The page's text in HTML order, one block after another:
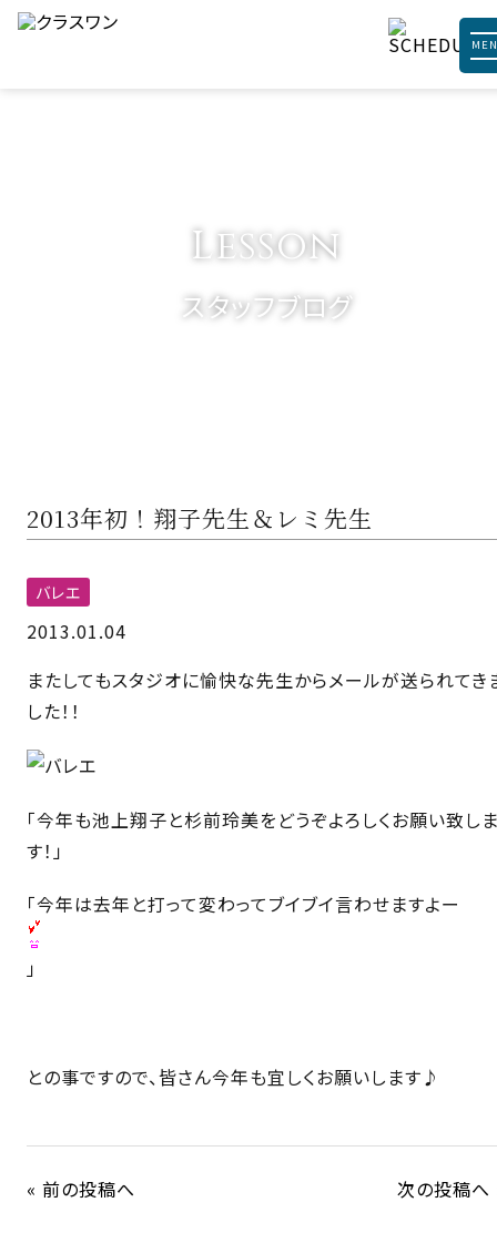
Lesson
スタッフブログ
2013年初！翔子先生＆レミ先生
バレエ
2013.01.04
またしてもスタジオに愉快な先生からメールが送られてき
した！！
「今年も池上翔子と杉前玲美をどうぞよろしくお願い致し
す！」
「今年は去年と打って変わってブイブイ言わせますよー
」
との事ですので、皆さん今年も宜しくお願いします♪
« 前の投稿へ 次の投稿へ